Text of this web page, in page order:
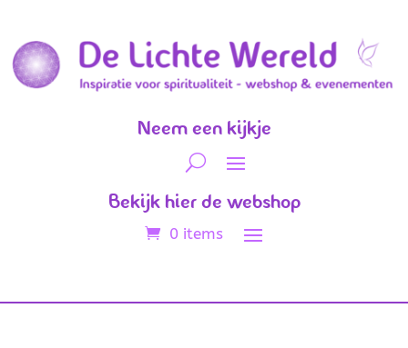
Neem een kijkje
Bekijk hier de webshop
0 items